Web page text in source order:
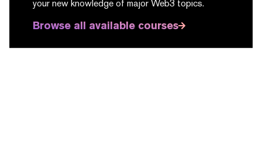
your new knowledge of major Web3 topics.
Browse all available courses